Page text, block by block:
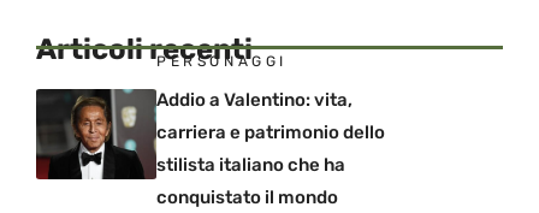
Articoli recenti
PERSONAGGI
Addio a Valentino: vita,
carriera e patrimonio dello
stilista italiano che ha
conquistato il mondo